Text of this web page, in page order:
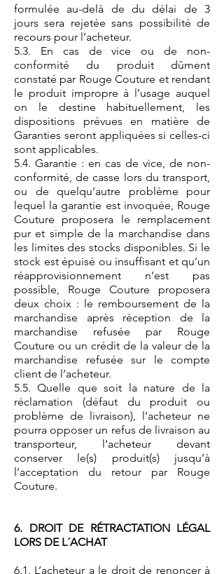
formulée au-delà de du délai de 3
jours sera rejetée sans possibilité de
recours pour l’acheteur.
5.3. En cas de vice ou de non-
conformité du produit dûment
constaté par Rouge Couture et rendant
le produit impropre à l’usage auquel
on le destine habituellement, les
dispositions prévues en matière de
Garanties seront appliquées si celles-ci
sont applicables.
5.4. Garantie : en cas de vice, de non-
conformité, de casse lors du transport,
ou de quelqu’autre problème pour
lequel la garantie est invoquée, Rouge
Couture proposera le remplacement
pur et simple de la marchandise dans
les limites des stocks disponibles. Si le
stock est épuisé ou insuffisant et qu’un
réapprovisionnement n’est pas
possible, Rouge Couture proposera
deux choix : le remboursement de la
marchandise après réception de la
marchandise refusée par Rouge
Couture ou un crédit de la valeur de la
marchandise refusée sur le compte
client de l’acheteur.
5.5. Quelle que soit la nature de la
réclamation (défaut du produit ou
problème de livraison), l’acheteur ne
pourra opposer un refus de livraison au
transporteur, l’acheteur devant
conserver le(s) produit(s) jusqu’à
l’acceptation du retour par Rouge
Couture.
6. DROIT DE RÉTRACTATION LÉGAL
LORS DE L´ACHAT
6.1. L’acheteur a le droit de renoncer à